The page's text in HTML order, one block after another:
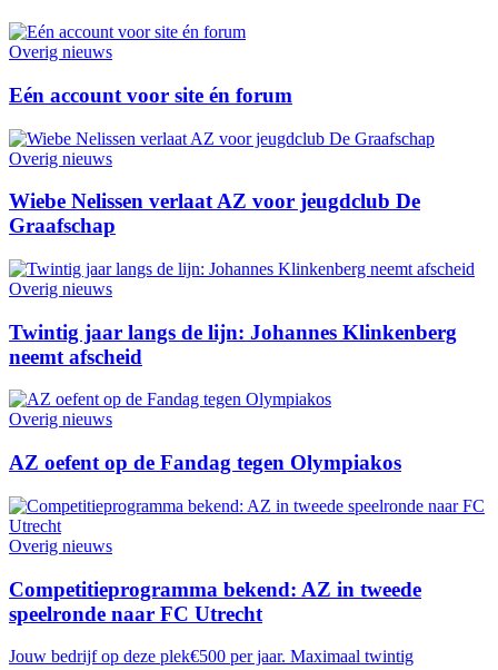
Overig nieuws
Eén account voor site én forum
Overig nieuws
Wiebe Nelissen verlaat AZ voor jeugdclub De
Graafschap
Overig nieuws
Twintig jaar langs de lijn: Johannes Klinkenberg
neemt afscheid
Overig nieuws
AZ oefent op de Fandag tegen Olympiakos
Overig nieuws
Competitieprogramma bekend: AZ in tweede
speelronde naar FC Utrecht
Jouw bedrijf op deze plek€500 per jaar. Maximaal twintig